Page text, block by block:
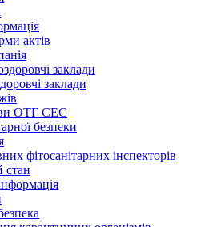
актів
заклади
заклади
ОТГ СЕС
безпеки
фітосанітарних інспекторів
стан